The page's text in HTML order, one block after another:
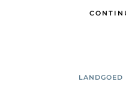
LANDGOED